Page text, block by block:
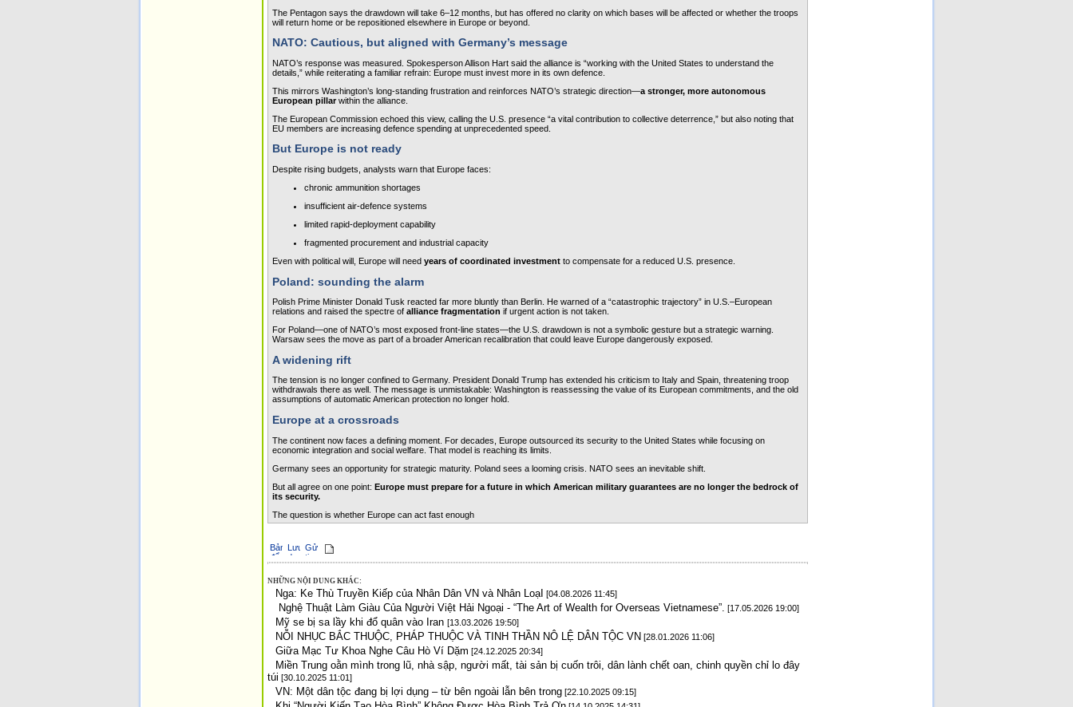
The Pentagon says the drawdown will take 6–12 months, but has offered no clarity o­n which bases will be affected or whether the troops
will return home or be repositioned elsewhere in Europe or beyond.
NATO: Cautious, but aligned with Germany’s message
NATO’s response was measured. Spokesperson Allison Hart said the alliance is “working with the United States to understand the
details,” while reiterating a familiar refrain: Europe must invest more in its own defence.
This mirrors Washington’s long‑standing frustration and reinforces NATO’s strategic direction—a stronger, more autonomous
European pillar within the alliance.
The European Commission echoed this view, calling the U.S. presence “a vital contribution to collective deterrence,” but also noting that
EU members are increasing defence spending at unprecedented speed.
But Europe is not ready
Despite rising budgets, analysts warn that Europe faces:
chronic ammunition shortages
insufficient air‑defence systems
limited rapid‑deployment capability
fragmented procurement and industrial capacity
Even with political will, Europe will need years of coordinated investment to compensate for a reduced U.S. presence.
Poland: sounding the alarm
Polish Prime Minister Donald Tusk reacted far more bluntly than Berlin. He warned of a “catastrophic trajectory” in U.S.–European
relations and raised the spectre of alliance fragmentation if urgent action is not taken.
For Poland—one of NATO’s most exposed front‑line states—the U.S. drawdown is not a symbolic gesture but a strategic warning.
Warsaw sees the move as part of a broader American recalibration that could leave Europe dangerously exposed.
A widening rift
The tension is no longer confined to Germany. President Donald Trump has extended his criticism to Italy and Spain, threatening troop
withdrawals there as well. The message is unmistakable: Washington is reassessing the value of its European commitments, and the old
assumptions of automatic American protection no longer hold.
Europe at a crossroads
The continent now faces a defining moment. For decades, Europe outsourced its security to the United States while focusing o­n
economic integration and social welfare. That model is reaching its limits.
Germany sees an opportunity for strategic maturity. Poland sees a looming crisis. NATO sees an inevitable shift.
But all agree o­n o­ne point: Europe must prepare for a future in which American military guarantees are no longer the bedrock of
its security.
The question is whether Europe can act fast enough
NHỮNG NỘI DUNG KHÁC:
Nga: Ke Thù Truyền Kiếp của Nhân Dân VN và Nhân LoạI [04.08.2026 11:45]
Nghệ Thuật Làm Giàu Của Người Việt Hải Ngoại - “The Art of Wealth for Overseas Vietnamese”. [17.05.2026 19:00]
Mỹ se bị sa lầy khi đổ quân vào Iran [13.03.2026 19:50]
NỖI NHỤC BẮC THUỘC, PHÁP THUỘC VÀ TINH THẦN NÔ LỆ DÂN TỘC VN [28.01.2026 11:06]
Giữa Mạc Tư Khoa Nghe Câu Hò Ví Dặm [24.12.2025 20:34]
Miền Trung oằn mình trong lũ, nhà sập, người mất, tài sản bị cuốn trôi, dân lành chết oan, chinh quyền chỉ lo đây
túi [30.10.2025 11:01]
VN: Một dân tộc đang bị lợi dụng – từ bên ngoài lẫn bên trong [22.10.2025 09:15]